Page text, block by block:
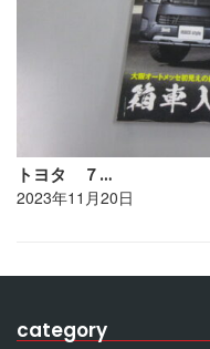
トヨタ ７…
2023年11月20日
category